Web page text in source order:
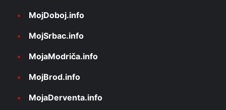
MojDoboj.info
MojSrbac.info
MojaModriča.info
MojBrod.info
MojaDerventa.info